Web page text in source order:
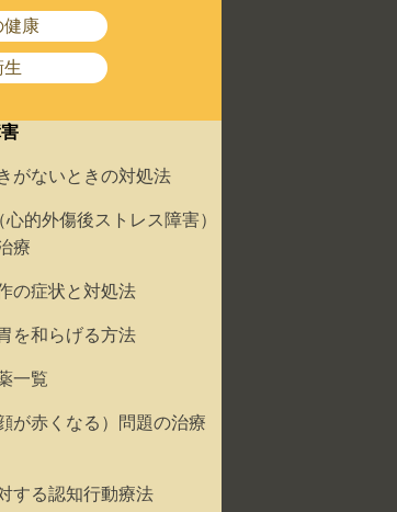
健康
がないときの対処法
心的外傷後ストレス障害）
療
の症状と対処法
を和らげる方法
一覧
が赤くなる）問題の治療
する認知行動療法